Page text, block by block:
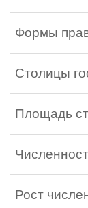
Формы
Столицы
Площадь
Рост